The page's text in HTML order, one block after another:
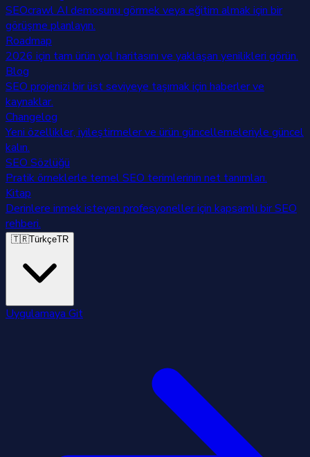
SEOcrawl AI demosunu görmek veya eğitim almak için bir
görüşme planlayın.
Roadmap
2026 için tam ürün yol haritasını ve yaklaşan yenilikleri görün.
Blog
SEO projenizi bir üst seviyeye taşımak için haberler ve
kaynaklar.
Changelog
Yeni özellikler, iyileştirmeler ve ürün güncellemeleriyle güncel
kalın.
SEO Sözlüğü
Pratik örneklerle temel SEO terimlerinin net tanımları.
Kitap
Derinlere inmek isteyen profesyoneller için kapsamlı bir SEO
rehberi.
🇹🇷TürkçeTR
Uygulamaya Git